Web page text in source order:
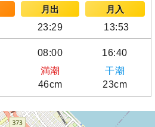
月出
月入
23:29 13:53
08:00 16:40
満潮
干潮
46cm 23cm